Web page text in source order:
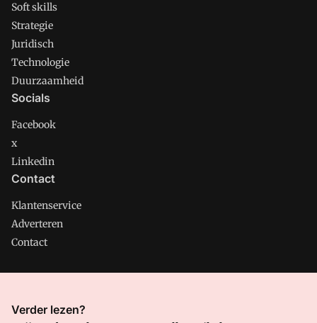
Soft skills
Strategie
Juridisch
Technologie
Duurzaamheid
Socials
Facebook
x
Linkedin
Contact
Klantenservice
Adverteren
Contact
CMweb is onderdeel van VMN media. Lees in
Verder lezen?